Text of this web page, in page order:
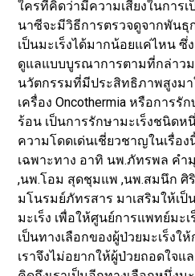
ใครที่คิดว่ามีความเสี่ยงในการเ
นาซีจะมีวิธีการตรวจดูจากพัน
เป็นมะเร็งได้มากน้อยแค่ไหน ซึ่
ดูแลแบบบูรณาการตามที่กล่าวม
นวัตกรรมที่มีประสิทธิภาพสูงม
เครื่อง Oncothermia หรือการรั
ร้อน เป็นการรักษามะเร็งชนิดห
ความโดดเด่นเชี่ยวชาญในเรื่อ
เฉพาะทาง อาทิ นพ.ภัทรพล คำ
,นพ.โอม สุดชุมแพ ,นพ.สมนึก ศิ
มโนรมย์ภัทรสาร มาเสริมให้เ
มะเร็ง เพื่อให้ศูนย์การแพทย์มะ
เป็นทางเลือกของผู้ป่วยมะเร็ง
เราจึงไม่อยากให้ผู้ป่วยถอดใจ